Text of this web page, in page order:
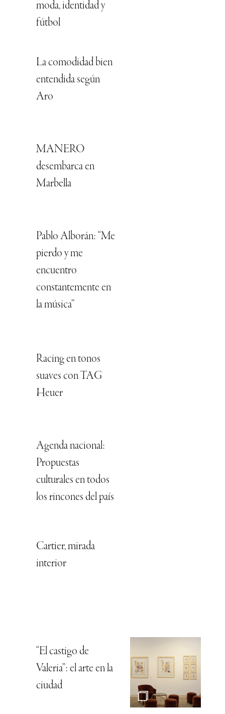
moda, identidad y
fútbol
La comodidad bien
entendida según
Aro
MANERO
desembarca en
Marbella
Pablo Alborán: “Me
pierdo y me
encuentro
constantemente en
la música”
Racing en tonos
suaves con TAG
Heuer
Agenda nacional:
Propuestas
culturales en todos
los rincones del país
Cartier, mirada
interior
“El castigo de
Valeria”: el arte en la
ciudad